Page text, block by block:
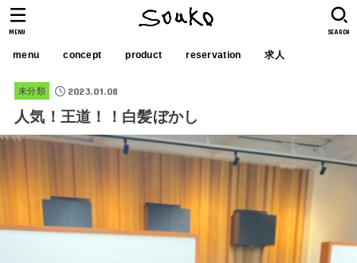
menu concept product reservation 求人
SEARCH
MENU
未分類 2023.01.08
人気！王道！！白髪ぼかし